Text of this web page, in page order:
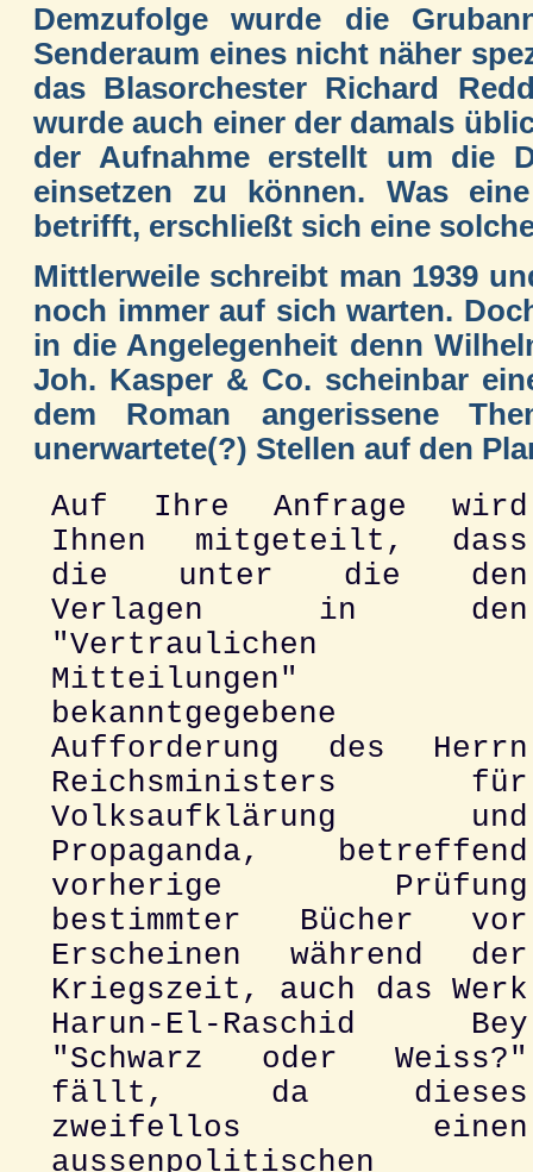
Demzufolge wurde die
Senderaum eines nicht näher
das Blasorchester Richard
wurde auch einer der damals
der Aufnahme erstellt um die
einsetzen zu können. Was
betrifft, erschließt sich eine
Mittlerweile schreibt man 1939
noch immer auf sich warten.
in die Angelegenheit denn
Joh. Kasper & Co. scheinbar
dem Roman angerissene
unerwartete(?) Stellen auf den
Auf Ihre Anfrage wird
Ihnen mitgeteilt, dass
die unter die den
Verlagen in den
"Vertraulichen
Mitteilungen"
bekanntgegebene
Aufforderung des Herrn
Reichsministers für
Volksaufklärung und
Propaganda, betreffend
vorherige Prüfung
bestimmter Bücher vor
Erscheinen während der
Kriegszeit, auch das Werk
Harun-El-Raschid Bey
"Schwarz oder Weiss?"
fällt, da dieses
zweifellos einen
aussenpolitischen